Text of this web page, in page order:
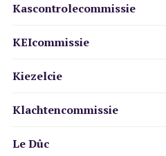
Kascontrolecommissie
KEIcommissie
Kiezelcie
Klachtencommissie
Le Dûc